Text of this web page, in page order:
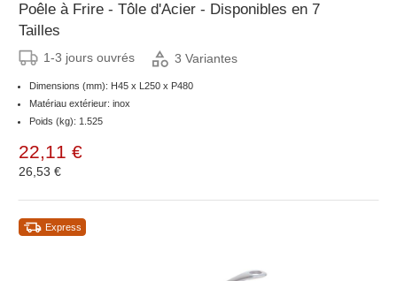
Poêle à Frire - Tôle d'Acier - Disponibles en 7
Tailles
1-3 jours ouvrés 3 Variantes
Dimensions (mm): H45 x L250 x P480
Matériau extérieur: inox
Poids (kg): 1.525
22,11 €
26,53 €
Express